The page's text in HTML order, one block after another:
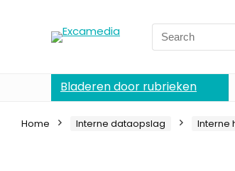
Search
for:
Bladeren door rubrieken
Home Interne dataopslag Interne